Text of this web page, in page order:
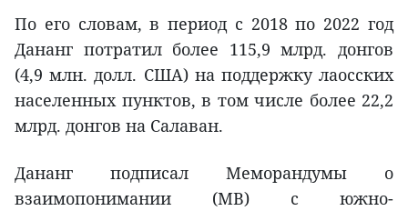
По его словам, в период с 2018 по 2022 год
Дананг потратил более 115,9 млрд. донгов
(4,9 млн. долл. США) на поддержку лаосских
населенных пунктов, в том числе более 22,2
млрд. донгов на Салаван.
Дананг подписал Меморандумы о
взаимопонимании (МВ) с южно-